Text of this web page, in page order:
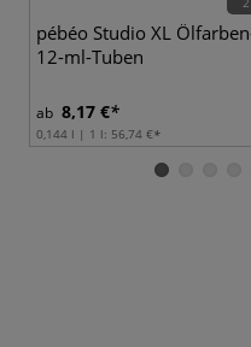
pébéo Studio XL
12-ml-Tuben
ab 8,17 €
0,144 l | 1 l: 56,74 €